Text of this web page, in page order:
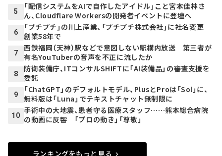
5
「配信システムをAIで自作したアイドル」こと宮本佳林さ
ん、Cloudflare Workersの開発者イベントに登壇へ
6
「プチプチ」の川上産業、「プチプチ株式会社」に社名変更
創業58年で
7
西鉄福岡（天神）駅などで意図しない駅構内放送 第三者が
有名YouTuberの音声を不正に流したか
8
防衛装備庁、ITコンサルSHIFTに「AI装備品」の審査支援を
委託
9
「ChatGPT」のデフォルトモデル、PlusとProは「Sol」に、
無料版は「Luna」でテキストチャット無制限に
10
手術中の大地震、患者守る医療スタッフ……熊本総合病院
の動画に反響 「プロの動き」「尊敬」
ランキングをもっと見る